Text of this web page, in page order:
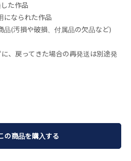
た作品
になられた作品
品(汚損や破損、付属品の欠品など)
、戻ってきた場合の再発送は別途発
の商品を購入する